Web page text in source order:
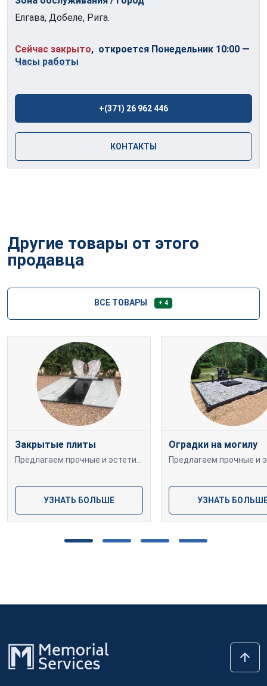
Елгава, Добеле, Рига.
Сейчас закрыто, откроется Понедельник 10:00 —
Часы работы
+(371) 26 962 446
КОНТАКТЫ
Другие товары от этого
продавца
ВСЕ ТОВАРЫ + 4
Закрытые плиты
УЗНАТЬ БОЛЬШЕ
Оградки на могилу
УЗНАТЬ